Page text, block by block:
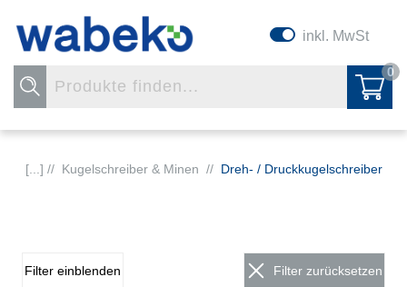
inkl. MwSt
0
[...] // Kugelschreiber & Minen // Dreh- / Druckkugelschreiber
Filter einblenden Filter zurücksetzen